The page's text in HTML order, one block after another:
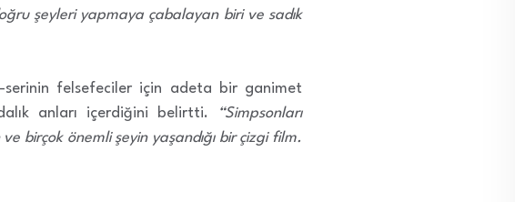
şeyleri yapmaya çabalayan biri ve sadık
felsefeciler için adeta bir ganimet
anları içerdiğini belirtti.
“Simpsonları
birçok önemli şeyin yaşandığı bir çizgi film.